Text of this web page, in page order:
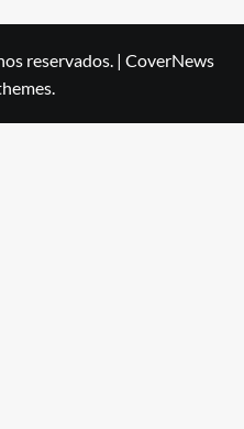
reservados. | CoverNews